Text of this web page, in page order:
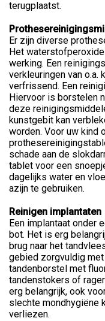
terugplaatst.
Er zijn diverse
Het
werking. Een
verkleuringen van o.a.
verfrissend. Een
Hiervoor is borstelen
deze
kunstgebit kan
worden. Voor uw kind
schade aan de
tablet voor een
dagelijks water en
azijn te gebruiken.
Reinigen implantaten
Een implantaat onder
bot. Het is erg
brug naar het
gebied zorgvuldig
tandenborstel met
tandenstokers of
erg belangrijk, ook
slechte mondhygiëne
verliezen.